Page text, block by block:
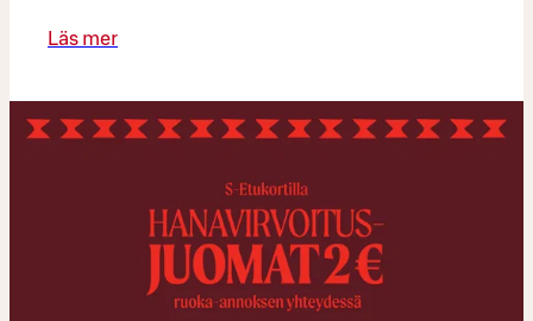
Läs mer